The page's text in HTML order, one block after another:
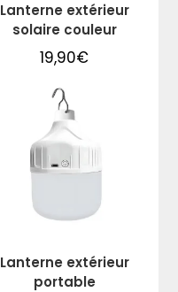
Lanterne extérieur
solaire couleur
19,90€
Lanterne extérieur
portable